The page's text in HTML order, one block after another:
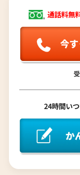
売却するか悩
願いできます
1点からでも
ラ行
ワ行
通話料無
24時間い